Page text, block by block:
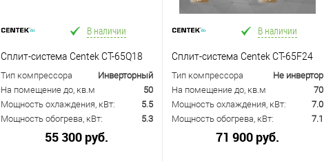
В наличии
Сплит-система Centek CT-65Q18
Тип компрессора
Инверторный
На помещение до, кв.м
50
Мощность охлаждения, кВт:
5.5
Мощность обогрева, кВт:
5.3
55 300 руб.
В наличии
Сплит-система Centek CT-65F24
Тип компрессора
Не инвертор
На помещение до, кв.м
70
Мощность охлаждения, кВт:
7.0
Мощность обогрева, кВт:
7.1
71 900 руб.